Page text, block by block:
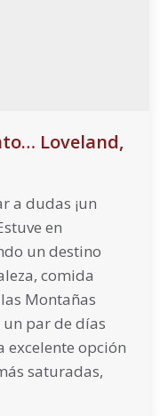
Loveland,
a dudas ¡un
en
un destino
comida
Montañas
un par de días
excelente opción
saturadas,